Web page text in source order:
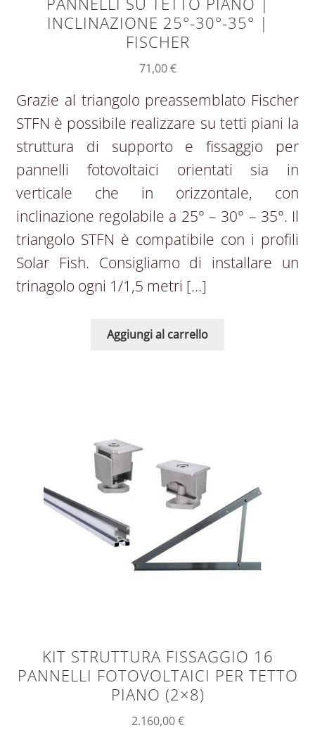
INCLINAZIONE 25°-30°-35° |
FISCHER
71,00€
Grazie al triangolo preassemblato Fischer
STFN è possibile realizzare su tetti piani la
struttura di supporto e fissaggio per
pannelli fotovoltaici orientati sia in
verticale che in orizzontale, con
inclinazione regolabile a 25° – 30° – 35°. Il
triangolo STFN è compatibile con i profili
Solar Fish. Consigliamo di installare un
trinagolo ogni 1/1,5 metri […]
Aggiungi al carrello
KIT STRUTTURA FISSAGGIO 16
PANNELLI FOTOVOLTAICI PER TETTO
PIANO (2×8)
2.160,00€